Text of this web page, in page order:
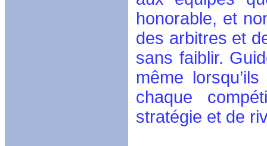
honorable, et
des arbitres et
sans faiblir.
même
chaque
stratégie et de